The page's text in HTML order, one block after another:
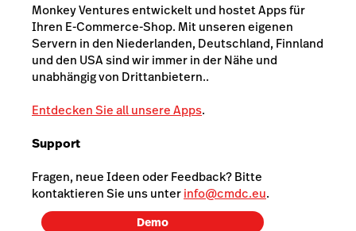
Monkey Ventures entwickelt und hostet Apps für
Ihren E-Commerce-Shop. Mit unseren eigenen
Servern in den Niederlanden, Deutschland, Finnland
und den USA sind wir immer in der Nähe und
unabhängig von Drittanbietern..
Entdecken Sie all unsere Apps.
Support
Fragen, neue Ideen oder Feedback? Bitte
kontaktieren Sie uns unterinfo@cmdc.eu.
Demo